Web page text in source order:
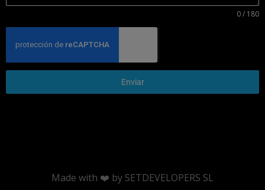
0 / 180
Enviar
Made with ❤️ by SETDEVELOPERS SL